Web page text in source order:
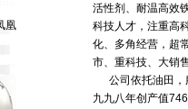
活性剂、耐温高效
科技人才，注重高
化、多角经营，超
市、重科技、大销
公司依托油田，
九九八年创产值
凰